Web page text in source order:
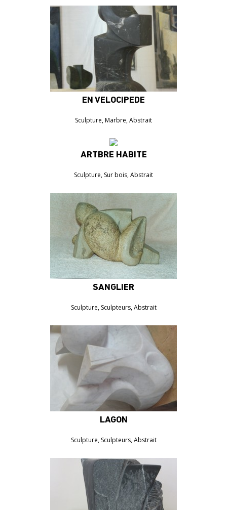
EN VELOCIPEDE
Sculpture, Marbre, Abstrait
ARTBRE HABITÉ
Sculpture, Sur bois, Abstrait
SANGLIER
Sculpture, Sculpteurs, Abstrait
LAGON
Sculpture, Sculpteurs, Abstrait